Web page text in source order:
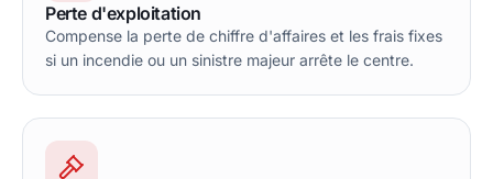
Perte d'exploitation
Compense la perte de chiffre d'affaires et les frais fixes
si un incendie ou un sinistre majeur arrête le centre.